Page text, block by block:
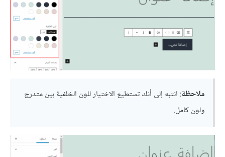
ملاحظة: انتبه إلى أنك تستطيع الاختيار للون الخلفية بين متدرج
ولون كامل.